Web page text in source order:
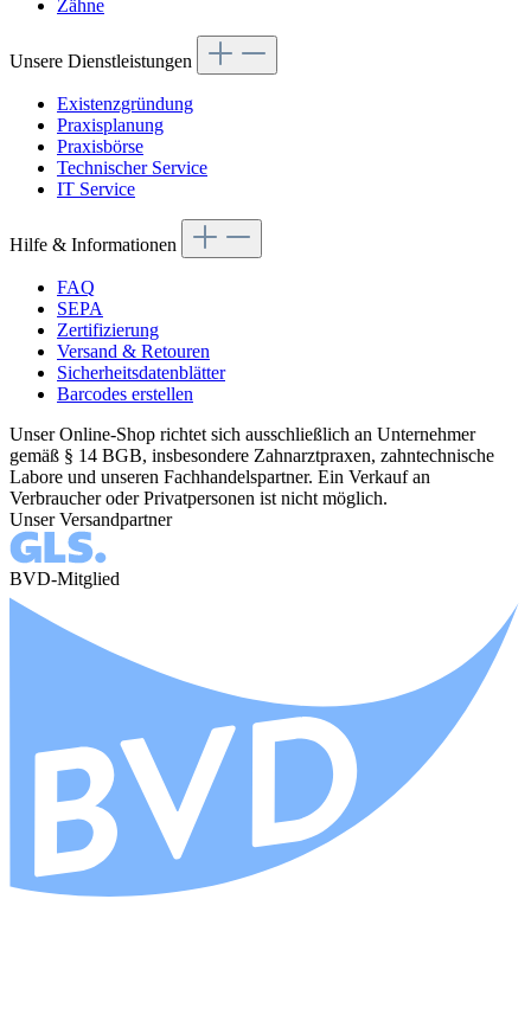
Zähne
Unsere Dienstleistungen
Existenzgründung
Praxisplanung
Praxisbörse
Technischer Service
IT Service
Hilfe & Informationen
FAQ
SEPA
Zertifizierung
Versand & Retouren
Sicherheitsdatenblätter
Barcodes erstellen
Unser Online-Shop richtet sich ausschließlich an Unternehmer
gemäß § 14 BGB, insbesondere Zahnarztpraxen, zahntechnische
Labore und unseren Fachhandelspartner. Ein Verkauf an
Verbraucher oder Privatpersonen ist nicht möglich.
Unser Versandpartner
BVD-Mitglied